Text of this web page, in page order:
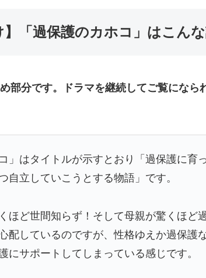
】「過保護のカホコ」はこんな
部分です。ドラマを継続してご覧になら
」はタイトルが示すとおり「過保護に育
自立していこうとする物語」です。
ほど世間知らず！そして母親が驚くほど
配しているのですが、性格ゆえか過保護
にサポートしてしまっている感じです。